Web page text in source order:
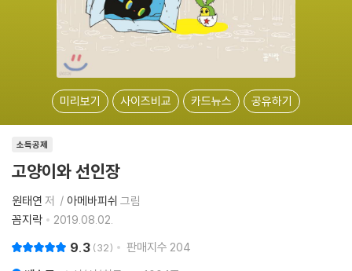
미리보기 사이즈비교 카드뉴스 공유하기
소득공제
고양이와 선인장
원태연 저 아메바피쉬 그림
꼼지락
2019.08.02.
9.3 32 판매지수 204